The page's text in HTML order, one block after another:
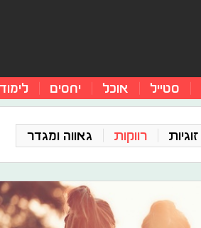
סטייל אוכל יחסים
זוגיות רווקות גאווה ומגדר